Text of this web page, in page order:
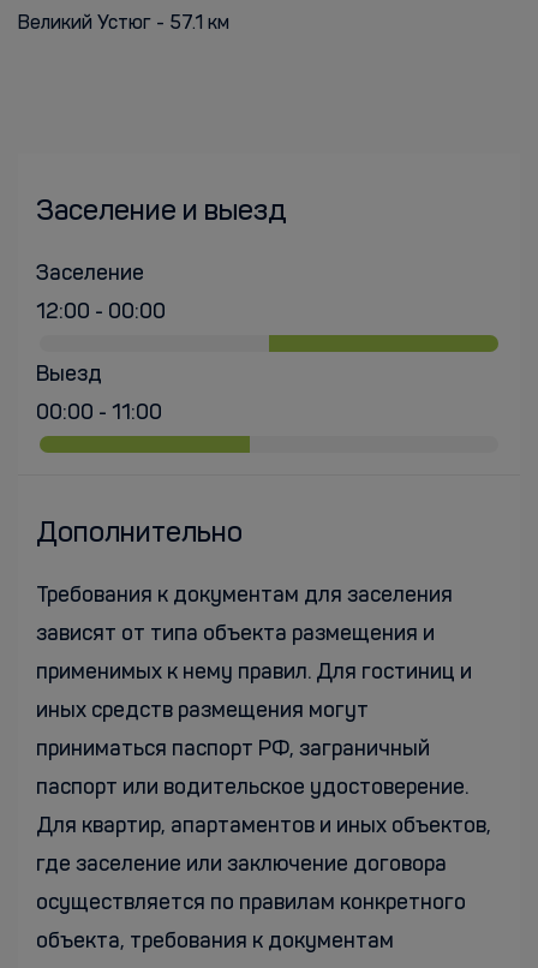
Великий Устюг - 57.1 км
Заселение и выезд
Заселение
12:00 - 00:00
Выезд
00:00 - 11:00
Дополнительно
Требования к документам для заселения
зависят от типа объекта размещения и
применимых к нему правил. Для гостиниц и
иных средств размещения могут
приниматься паспорт РФ, заграничный
паспорт или водительское удостоверение.
Для квартир, апартаментов и иных объектов,
где заселение или заключение договора
осуществляется по правилам конкретного
объекта, требования к документам